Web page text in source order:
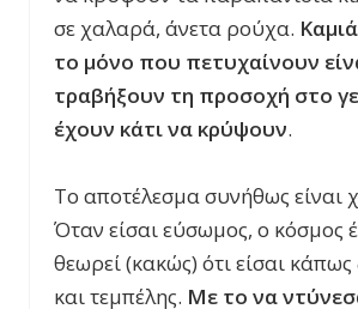
σε χαλαρά, άνετα ρούχα.
το μόνο που πετυχαίνουν
τραβήξουν τη προσοχή στο
έχουν κάτι να κρύψουν.
Το αποτέλεσμα συνήθως είναι
Όταν είσαι εύσωμος, ο κόσμος
θεωρεί (κακώς) ότι είσαι κάπως
και τεμπέλης. Με το να